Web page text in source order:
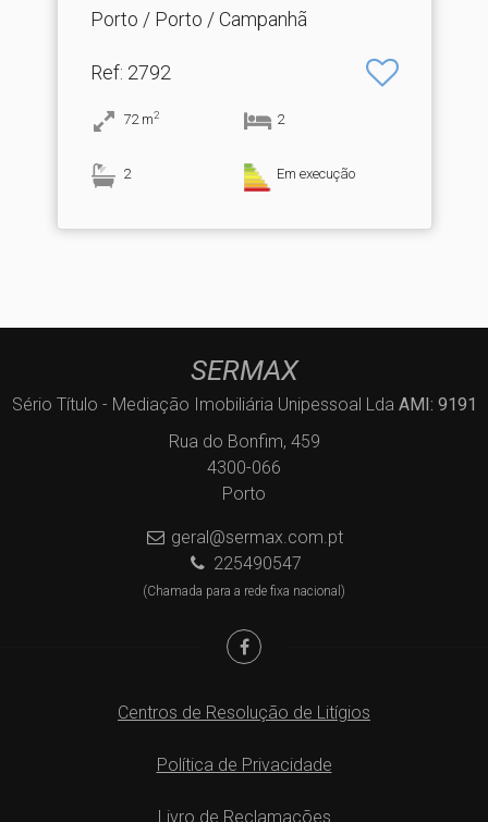
Porto / Porto / Campanhã
Ref: 2792
72 m2 2
2 Em execução
SERMAX
Sério Título - Mediação Imobiliária Unipessoal Lda AMI: 9191
Rua do Bonfim, 459
4300-066
Porto
geral@sermax.com.pt
225490547
(Chamada para a rede fixa nacional)
Centros de Resolução de Litígios
Política de Privacidade
Livro de Reclamações